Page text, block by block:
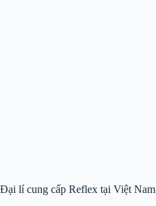
Đại lí cung cấp Reflex tại Việt Nam